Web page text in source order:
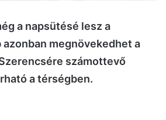
a napsütésé lesz a
megnövekedhet a
számottevő
a térségben.